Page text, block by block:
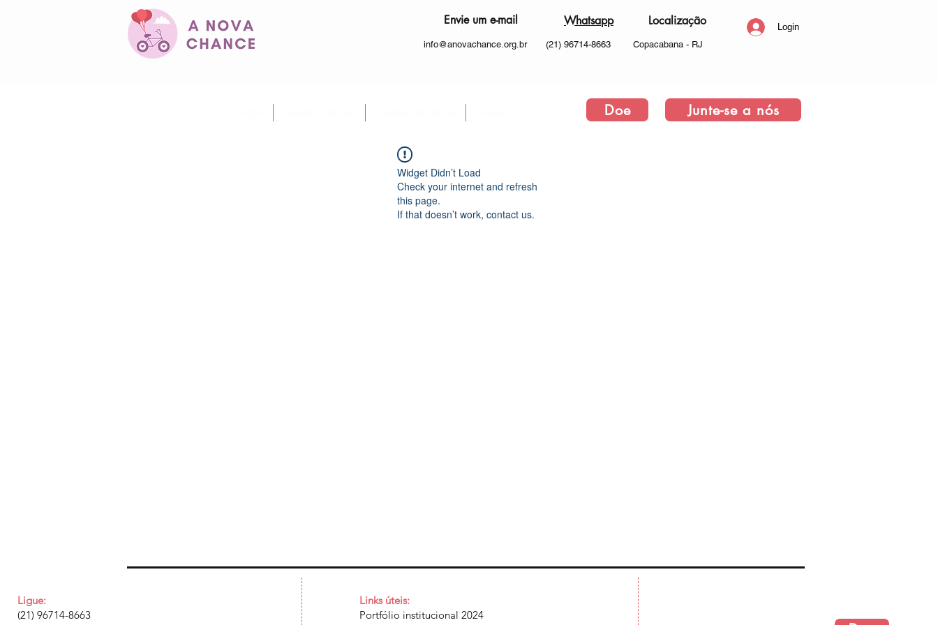
Envie um e-mail
info@anovachance.org.br
Whatsapp
(21) 96714-8663
Localização
Copacabana - RJ
Login
Doe Junte-se a nós
Widget Didn’t Load
Check your internet and refresh
this page.
If that doesn’t work, contact us.
Ligue:
(21) 96714-8663
Links úteis:
Portfólio institucional 2024